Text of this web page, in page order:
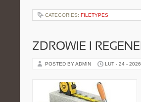
CATEGORIES: FILETYPES
ZDROWIE I
POSTED BY ADMIN LUT - 24 - 2026